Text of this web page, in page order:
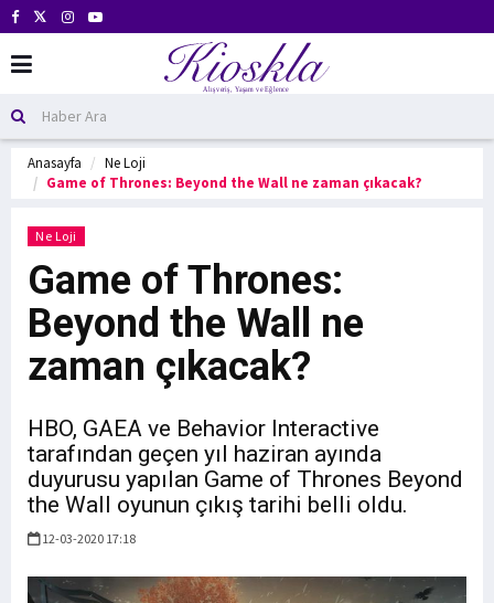
Anasayfa
Ne Loji
Game of Thrones: Beyond the Wall ne zaman çıkacak?
Ne Loji
Game of Thrones:
Beyond the Wall ne
zaman çıkacak?
HBO, GAEA ve Behavior Interactive
tarafından geçen yıl haziran ayında
duyurusu yapılan Game of Thrones Beyond
the Wall oyunun çıkış tarihi belli oldu.
12-03-2020 17:18